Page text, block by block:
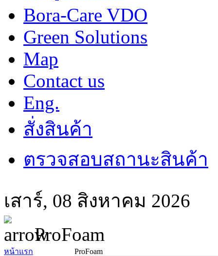
Bora-Care VDO
Green Solutions
Map
Contact us
Eng.
สั่งสินค้า
ตรวจสอบสถานะสินค้า
เสาร์, 08 สิงหาคม 2026
ProFoam
หน้าแรก
ProFoam